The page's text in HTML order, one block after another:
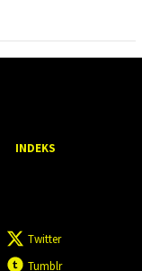
INDEKS
Twitter
Tumblr